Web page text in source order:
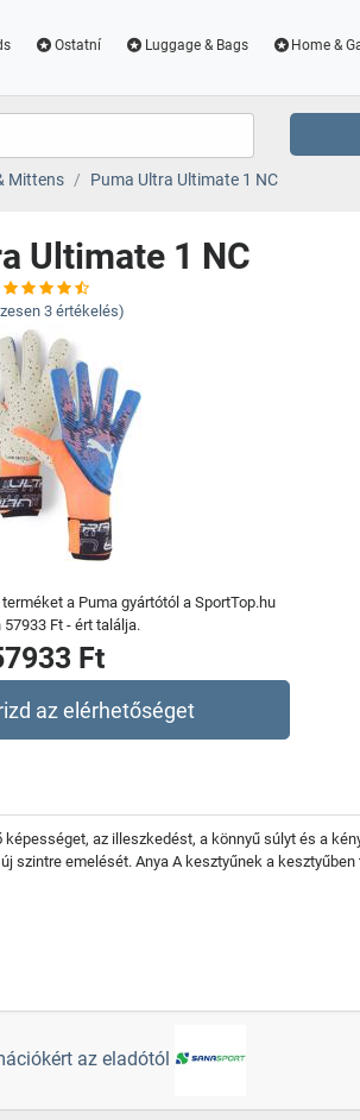
Ostatní Luggage & Bags Home &
Mittens Puma Ultra Ultimate 1 NC
Ultimate 1 NC
3 értékelés)
a Puma gyártótól a SportTop.hu
57933 Ft - ért találja.
Ft
az elérhetőséget
az illeszkedést, a könnyű súlyt és a
emelését. Anya A kesztyűnek a kesztyűben
az eladótól